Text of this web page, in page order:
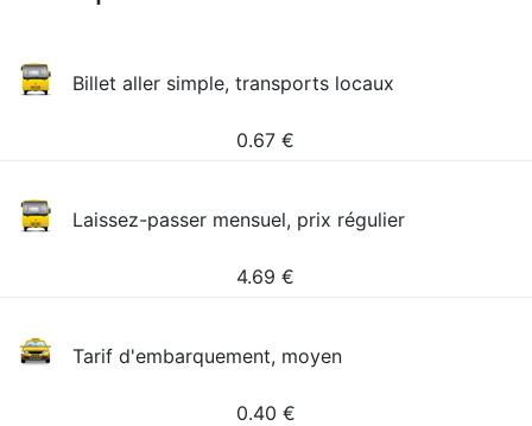
Billet aller simple, transports locaux
0.67 €
Laissez-passer mensuel, prix régulier
4.69 €
Tarif d'embarquement, moyen
0.40 €